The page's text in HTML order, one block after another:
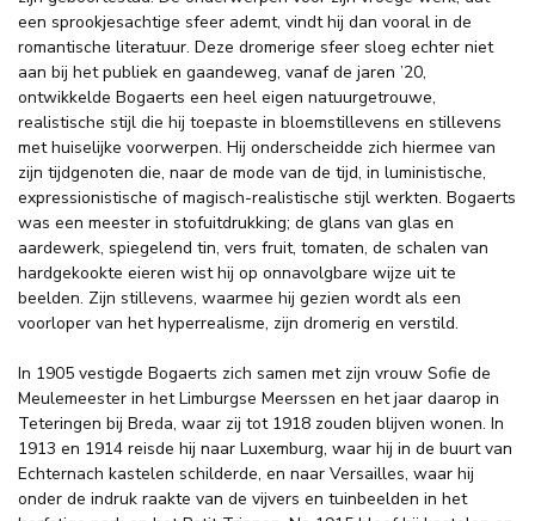
een sprookjesachtige sfeer ademt, vindt hij dan vooral in de
romantische literatuur. Deze dromerige sfeer sloeg echter niet
aan bij het publiek en gaandeweg, vanaf de jaren ’20,
ontwikkelde Bogaerts een heel eigen natuurgetrouwe,
realistische stijl die hij toepaste in bloemstillevens en stillevens
met huiselijke voorwerpen. Hij onderscheidde zich hiermee van
zijn tijdgenoten die, naar de mode van de tijd, in luministische,
expressionistische of magisch-realistische stijl werkten. Bogaerts
was een meester in stofuitdrukking; de glans van glas en
aardewerk, spiegelend tin, vers fruit, tomaten, de schalen van
hardgekookte eieren wist hij op onnavolgbare wijze uit te
beelden. Zijn stillevens, waarmee hij gezien wordt als een
voorloper van het hyperrealisme, zijn dromerig en verstild.
In 1905 vestigde Bogaerts zich samen met zijn vrouw Sofie de
Meulemeester in het Limburgse Meerssen en het jaar daarop in
Teteringen bij Breda, waar zij tot 1918 zouden blijven wonen. In
1913 en 1914 reisde hij naar Luxemburg, waar hij in de buurt van
Echternach kastelen schilderde, en naar Versailles, waar hij
onder de indruk raakte van de vijvers en tuinbeelden in het